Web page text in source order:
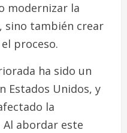
modernizar la
sino también crear
proceso.
ha sido un
Estados Unidos, y
la
abordar este